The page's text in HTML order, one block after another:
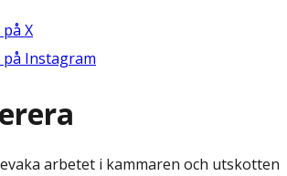
X
Instagram
arbetet i kammaren och utskotten